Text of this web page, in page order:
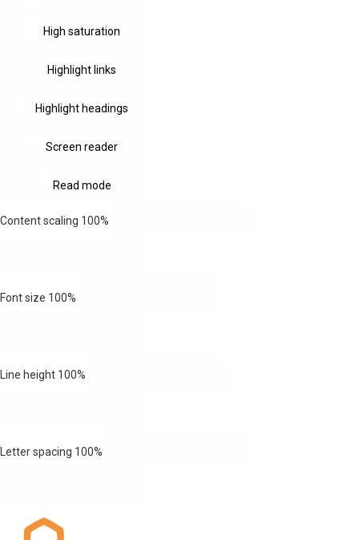
High saturation
Highlight links
Highlight headings
Screen reader
Read mode
Content scaling 100%
Font size 100%
Line height 100%
Letter spacing 100%